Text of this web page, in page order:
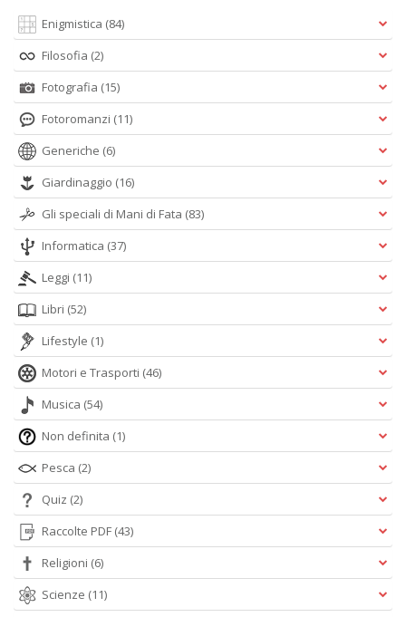
Enigmistica (84)
Filosofia (2)
Fotografia (15)
Fotoromanzi (11)
Generiche (6)
Giardinaggio (16)
Gli speciali di Mani di Fata (83)
Informatica (37)
Leggi (11)
Libri (52)
Lifestyle (1)
Motori e Trasporti (46)
Musica (54)
Non definita (1)
Pesca (2)
Quiz (2)
Raccolte PDF (43)
Religioni (6)
Scienze (11)